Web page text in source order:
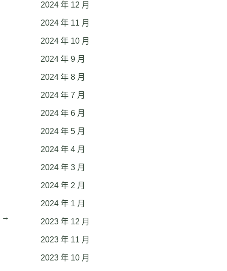
→
2024 年 12 月
2024 年 11 月
2024 年 10 月
2024 年 9 月
2024 年 8 月
2024 年 7 月
2024 年 6 月
2024 年 5 月
2024 年 4 月
2024 年 3 月
2024 年 2 月
2024 年 1 月
2023 年 12 月
2023 年 11 月
2023 年 10 月